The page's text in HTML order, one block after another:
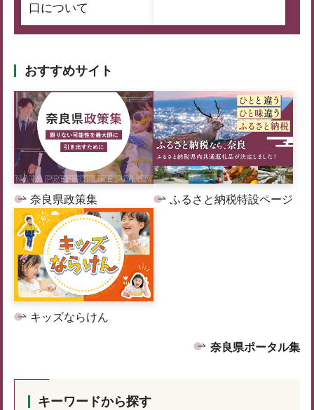
口について
おすすめサイト
奈良県政策集 ふるさと納税特設ページ
キッズならけん
奈良県ポータル集
キーワードから探す